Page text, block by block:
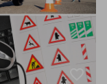
favorite_border